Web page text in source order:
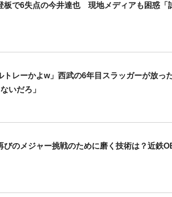
板で6失点の今井達也 現地メディアも困惑「
トレーかよw」西武の6年目スラッガーが放っ
いだろ」
のメジャー挑戦のために磨く技術は？近鉄